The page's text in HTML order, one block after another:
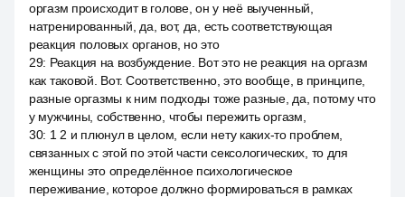
оргазм происходит в голове, он у неё выученный,
натренированный, да, вот, да, есть соответствующая
реакция половых органов, но это
29: Реакция на возбуждение. Вот это не реакция на оргазм
как таковой. Вот. Соответственно, это вообще, в принципе,
разные оргазмы к ним подходы тоже разные, да, потому что
у мужчины, собственно, чтобы пережить оргазм,
30: 1 2 и плюнул в целом, если нету каких-то проблем,
связанных с этой по этой части сексологических, то для
женщины это определённое психологическое
переживание, которое должно формироваться в рамках